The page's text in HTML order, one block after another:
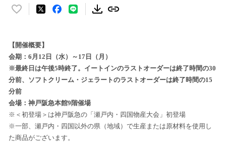
い
！
数
を
読
み
込
み
中
で
す
【開催概要】
会期：6月12日（水）～17日（月）
※最終日は午後5時終了。イートインのラストオーダーは終了時間の30
分前、ソフトクリーム・ジェラートのラストオーダーは終了時間の15
分前
会場：神戸阪急本館9階催場
※＜初登場＞は神戸阪急の「瀬戸内・四国物産大会」初登場
※一部、瀬戸内・四国以外の県（地域）で生産または原材料を使用し
た商品がございます。